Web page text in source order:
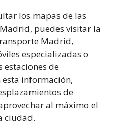
los mapas de las
puedes visitar la
Madrid,
especializadas o
estaciones de
información,
de
al máximo el
ciudad.